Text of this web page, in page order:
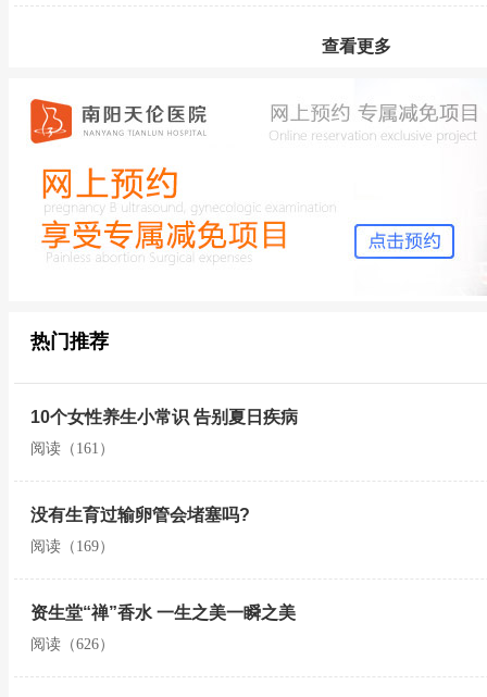
查看更多
热门推荐
10个女性养生小常识 告别夏日疾病
阅读（161）
没有生育过输卵管会堵塞吗?
阅读（169）
资生堂“禅”香水 一生之美一瞬之美
阅读（626）